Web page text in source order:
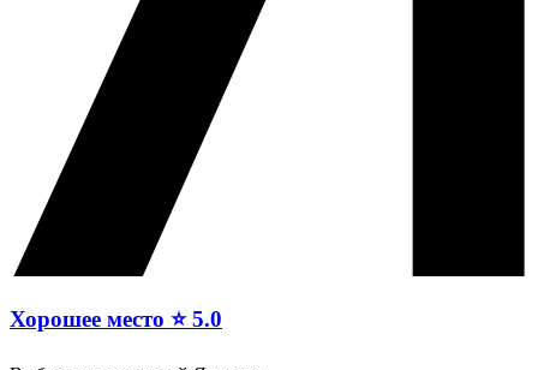
Хорошее место ⭐ 5.0